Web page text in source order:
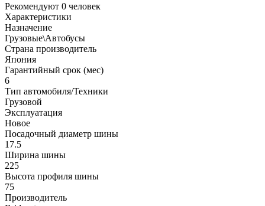
Рекомендуют 0 человек
Характеристики
Назначение
Грузовые\Автобусы
Страна производитель
Япония
Гарантийный срок (мес)
6
Тип автомобиля/Техники
Грузовой
Эксплуатация
Новое
Посадочный диаметр шины
17.5
Ширина шины
225
Высота профиля шины
75
Производитель